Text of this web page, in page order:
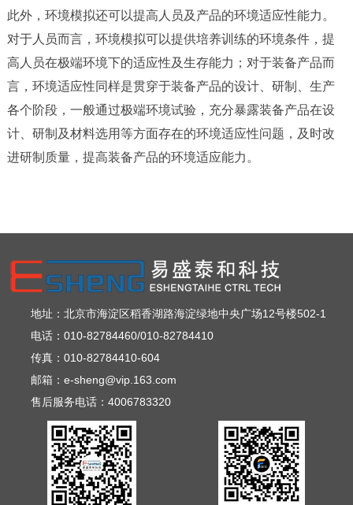
此外，环境模拟还可以提高人员及产品的环境适应性能力。
对于人员而言，环境模拟可以提供培养训练的环境条件，提
高人员在极端环境下的适应性及生存能力；对于装备产品而
言，环境适应性同样是贯穿于装备产品的设计、研制、生产
各个阶段，一般通过极端环境试验，充分暴露装备产品在设
计、研制及材料选用等方面存在的环境适应性问题，及时改
进研制质量，提高装备产品的环境适应能力。
地址：北京市海淀区稻香湖路海淀绿地中央广场12号楼502-1
电话：010-82784460/010-82784410
传真：010-82784410-604
邮箱：e-sheng@vip.163.com
售后服务电话：4006783320